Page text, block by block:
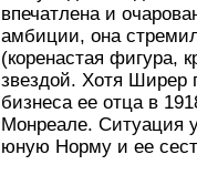
впечатлена и
амбиции, она
(коренастая фигура,
звездой. Хотя Ширер
бизнеса ее отца в
Монреале. Ситуация
юную Норму и ее